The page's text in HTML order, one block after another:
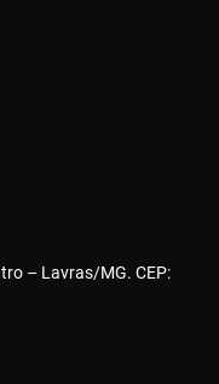
– Lavras/MG. CEP: